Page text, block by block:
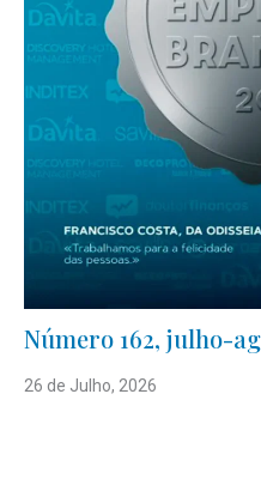
Número 162, julho-
26 de Julho, 2026